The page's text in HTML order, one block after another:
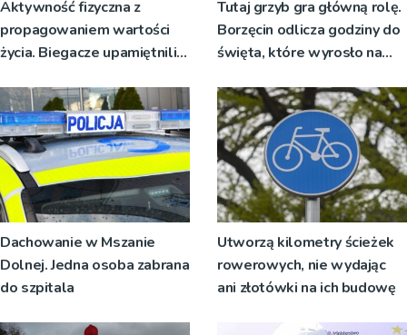
Aktywność fizyczna z
propagowaniem wartości
życia. Biegacze upamiętnili
Tutaj grzyb gra główną rolę.
Borzęcin odlicza godziny do
święta, które wyrosło na
Dachowanie w Mszanie
Dolnej. Jedna osoba zabrana
do szpitala
Utworzą kilometry ścieżek
rowerowych, nie wydając
ani złotówki na ich budowę